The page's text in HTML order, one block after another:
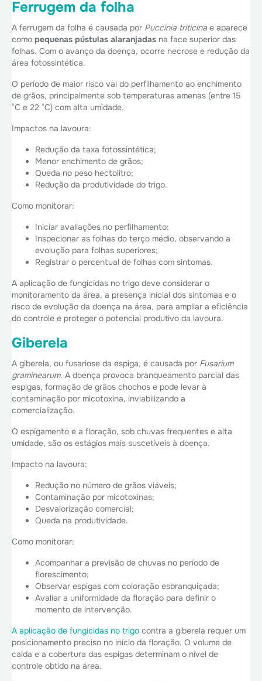
Ferrugem da folha
A ferrugem da folha é causada por Puccinia triticina e aparece
como pequenas pústulas alaranjadas na face superior das
folhas. Com o avanço da doença, ocorre necrose e redução da
área fotossintética.
O período de maior risco vai do perfilhamento ao enchimento
de grãos, principalmente sob temperaturas amenas (entre 15
°C e 22 °C) com alta umidade.
Impactos na lavoura:
Redução da taxa fotossintética;
Menor enchimento de grãos;
Queda no peso hectolitro;
Redução da produtividade do trigo.
Como monitorar:
Iniciar avaliações no perfilhamento;
Inspecionar as folhas do terço médio, observando a
evolução para folhas superiores;
Registrar o percentual de folhas com sintomas.
A aplicação de fungicidas no trigo deve considerar o
monitoramento da área, a presença inicial dos sintomas e o
risco de evolução da doença na área, para ampliar a eficiência
do controle e proteger o potencial produtivo da lavoura.
Giberela
A giberela, ou fusariose da espiga, é causada por Fusarium
graminearum. A doença provoca branqueamento parcial das
espigas, formação de grãos chochos e pode levar à
contaminação por micotoxina, inviabilizando a
comercialização.
O espigamento e a floração, sob chuvas frequentes e alta
umidade, são os estágios mais suscetíveis à doença.
Impacto na lavoura:
Redução no número de grãos viáveis;
Contaminação por micotoxinas;
Desvalorização comercial;
Queda na produtividade.
Como monitorar:
Acompanhar a previsão de chuvas no período de
florescimento;
Observar espigas com coloração esbranquiçada;
Avaliar a uniformidade da floração para definir o
momento de intervenção.
A aplicação de fungicidas no trigo contra a giberela requer um
posicionamento preciso no início da floração. O volume de
calda e a cobertura das espigas determinam o nível de
controle obtido na área.